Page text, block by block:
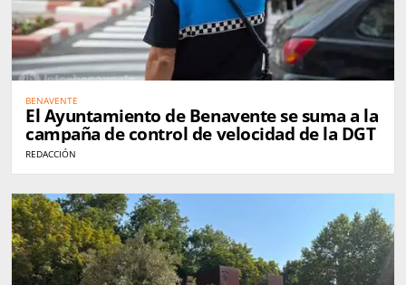
BENAVENTE
El Ayuntamiento de Benavente se suma a la
campaña de control de velocidad de la DGT
REDACCIÓN